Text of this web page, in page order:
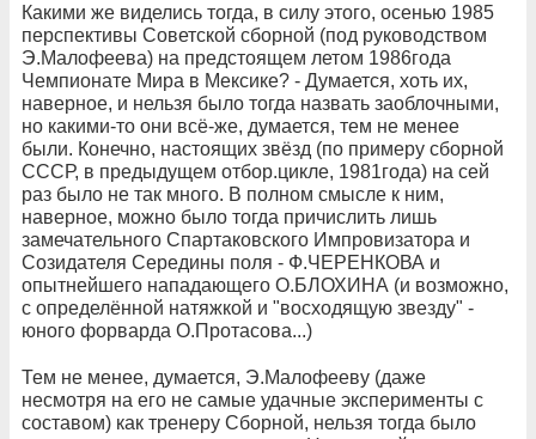
Какими же виделись тогда, в силу этого, осенью 1985
перспективы Советской сборной (под руководством
Э.Малофеева) на предстоящем летом 1986года
Чемпионате Мира в Мексике? - Думается, хоть их,
наверное, и нельзя было тогда назвать заоблочными,
но какими-то они всё-же, думается, тем не менее
были. Конечно, настоящих звёзд (по примеру сборной
СССР, в предыдущем отбор.цикле, 1981года) на сей
раз было не так много. В полном смысле к ним,
наверное, можно было тогда причислить лишь
замечательного Спартаковского Импровизатора и
Созидателя Середины поля - Ф.ЧЕРЕНКОВА и
опытнейшего нападающего О.БЛОХИНА (и возможно,
с определённой натяжкой и "восходящую звезду" -
юного форварда О.Протасова...)
Тем не менее, думается, Э.Малофееву (даже
несмотря на его не самые удачные эксперименты с
составом) как тренеру Сборной, нельзя тогда было